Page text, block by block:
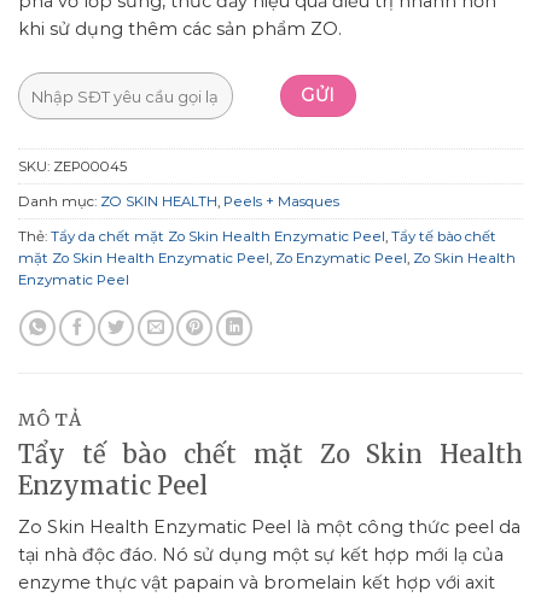
khi sử dụng thêm các sản phẩm ZO.
SKU: ZEP00045
Danh mục: ZO SKIN HEALTH, Peels + Masques
Thẻ: Tẩy da chết mặt Zo Skin Health Enzymatic Peel, Tẩy tế bào chết
mặt Zo Skin Health Enzymatic Peel, Zo Enzymatic Peel, Zo Skin Health
Enzymatic Peel
MÔ TẢ
Tẩy tế bào chết mặt Zo Skin Health
Enzymatic Peel
Zo Skin Health Enzymatic Peel là một công thức peel da
tại nhà độc đáo. Nó sử dụng một sự kết hợp mới lạ của
enzyme thực vật papain và bromelain kết hợp với axit